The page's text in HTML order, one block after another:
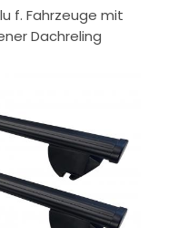
f. Fahrzeuge mit
Dachreling